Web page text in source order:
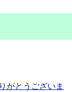
がとうございま